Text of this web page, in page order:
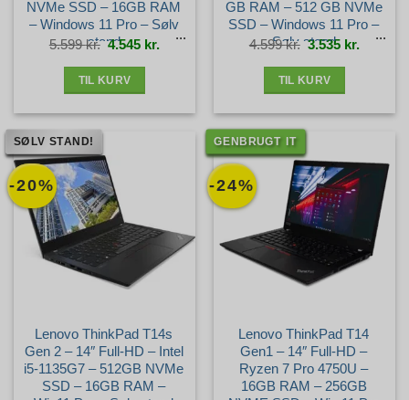
NVMe SSD – 16GB RAM
– Windows 11 Pro – Sølv
stand
5.599kr. Den
oprindelige
pris
4.545 kr. Den
aktuelle
pris
TIL KURV
GB RAM – 512 GB NVMe
SSD – Windows 11 Pro –
Sølv stand
4.599kr. Den
oprindelige
pris
3.535 kr. Den
aktuelle
pris
TIL KURV
-20%
SØLV STAND!
Lenovo ThinkPad T14s
Gen 2 – 14″ Full-HD – Intel
i5-1135G7 – 512GB NVMe
SSD – 16GB RAM –
-24%
GENBRUGT IT
Lenovo ThinkPad T14
Gen1 – 14″ Full-HD –
Ryzen 7 Pro 4750U –
16GB RAM – 256GB